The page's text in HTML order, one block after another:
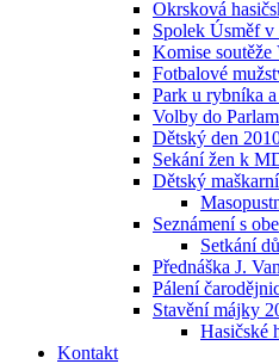
Okrsková
Spolek Úsměf
Komise soutěže
Fotbalové
Park u rybníka
Volby do
Dětský den
Sekání žen k
Dětský
Seznámení s
Setkání
Přednáška J.
Pálení
Stavění májky
Hasičské
Kontakt